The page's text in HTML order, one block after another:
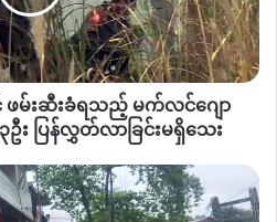
းမှာပါဂျဲရိုကား အမျိုးအစား
Copy URL
ဖမ်းဆီးခံရသည့် မက်လင်ဂျော
ဦး ပြန်လွှတ်လာခြင်းမရှိသေး